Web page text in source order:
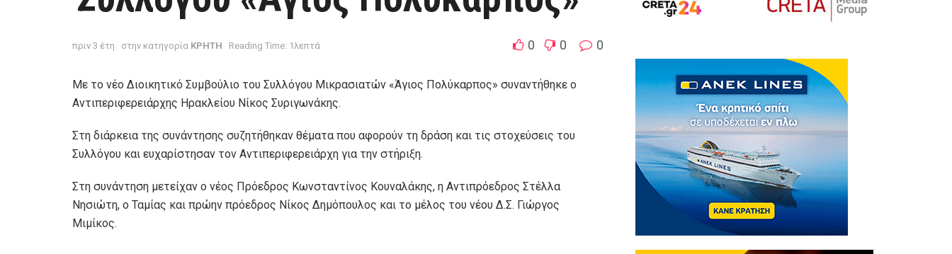
πριν 3 έτη στην κατηγορία ΚΡΗΤΗ Reading Time: 1λεπτά 0 0 0
Με το νέο Διοικητικό Συμβούλιο του Συλλόγου Μικρασιατών «Άγιος Πολύκαρπος» συναντήθηκε ο
Αντιπεριφερειάρχης Ηρακλείου Νίκος Συριγωνάκης.
Στη διάρκεια της συνάντησης συζητήθηκαν θέματα που αφορούν τη δράση και τις στοχεύσεις του
Συλλόγου και ευχαρίστησαν τον Αντιπεριφερειάρχη για την στήριξη.
Στη συνάντηση μετείχαν ο νέος Πρόεδρος Κωνσταντίνος Κουναλάκης, η Αντιπρόεδρος Στέλλα
Νησιώτη, ο Ταμίας και πρώην πρόεδρος Νίκος Δημόπουλος και το μέλος του νέου Δ.Σ. Γιώργος
Μιμίκος.